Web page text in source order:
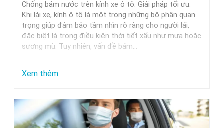
Nhất
Chống bám nước trên kính xe ô tô: Giải pháp tối ưu.
Khi lái xe, kính ô tô là một trong những bộ phận quan
trọng giúp đảm bảo tầm nhìn rõ ràng cho người lái,
đặc biệt là trong điều kiện thời tiết xấu như mưa hoặc
sương mù. Tuy nhiên, vấn đề bám…
Xem thêm:
bám
nước